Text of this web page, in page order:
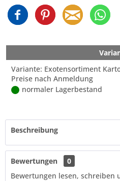
Variante: Exotensortiment
Preise nach Anmeldung
normaler Lagerbestand
Beschreibung
Bewertungen
0
Bewertungen lesen, schreiben